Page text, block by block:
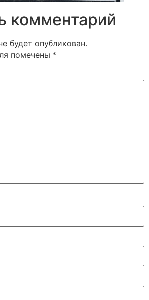
комментарий
будет опубликован.
помечены *